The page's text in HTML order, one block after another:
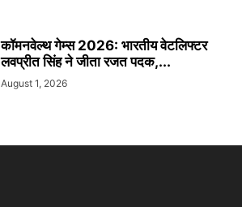
कॉमनवेल्थ गेम्स 2026: भारतीय वेटलिफ्टर
लवप्रीत सिंह ने जीता रजत पदक,...
August 1, 2026